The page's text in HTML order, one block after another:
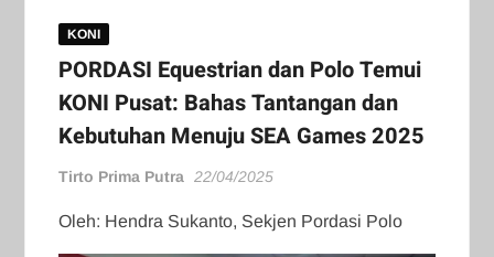
KONI
PORDASI Equestrian dan Polo Temui
KONI Pusat: Bahas Tantangan dan
Kebutuhan Menuju SEA Games 2025‎
Tirto Prima Putra 22/04/2025
Oleh: Hendra Sukanto, Sekjen Pordasi Polo